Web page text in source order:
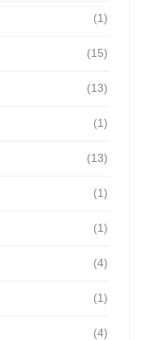
(1)
(15)
(13)
(1)
(13)
(1)
(1)
(4)
(1)
(4)